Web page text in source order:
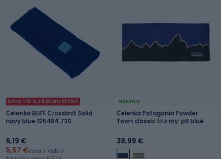
Extra -10 % s kódom EXTRA
Čelenka BUFF Crossknit Solid
navy blue 126484.720
6,19 €
5,57 €cena s kódom
Novinka
Čelenka Patagonia Powder
Town classic fitz roy: p6 blue
38,99 €